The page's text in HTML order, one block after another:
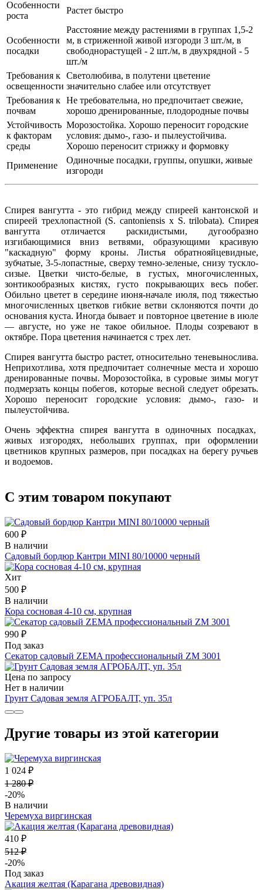
Особенности
роста
Растет быстро
Особенности
посадки
Расстояние между растениями в группах 1,5-2
м, в стриженной живой изгороди 3 шт./м, в
свободнорастущей - 2 шт./м, в двухрядной - 5
шт./м
Требования к
освещенности
Светолюбива, в полутени цветение
значительно слабее или отсутствует
Требования к
почвам
Не требовательна, но предпочитает свежие,
хорошо дренированные, плодородные почвы
Устойчивость
к факторам
среды
Морозостойка. Хорошо переносит городские
условия: дымо-, газо- и пылеустойчива.
Хорошо переносит стрижку и формовку
Применение
Одиночные посадки, группы, опушки, живые
изгороди
Спирея вангутта - это гибрид между спиреей кантонской и
спиреей трехлопастной (S. cantoniensis x S. trilobata). Спирея
вангутта отличается раскидистыми, дугообразно
изгибающимися вниз ветвями, образующими красивую
"каскадную" форму кроны. Листья обратнояйцевидные,
зубчатые, 3-5-лопастные, сверху темно-зеленые, снизу тускло-
сизые. Цветки чисто-белые, в густых, многочисленных,
зонтикообразных кистях, густо покрывающих весь побег.
Обильно цветет в середине июня-начале июля, под тяжестью
многочисленных цветков гибкие ветви склоняются почти до
основания куста. Иногда бывает и повторное цветение в июле
— августе, но уже не такое обильное. Плоды созревают в
октябре. Пора цветения начинается с трех лет.
Спирея вангутта быстро растет, относительно теневынослива.
Неприхотлива, хотя предпочитает солнечные места и хорошо
дренированные почвы. Морозостойка, в суровые зимы могут
подмерзать концы побегов, которые весной следует обрезать.
Хорошо переносит городские условия: дымо-, газо- и
пылеустойчива.
Очень эффектна спирея вангутта в одиночных посадках,
живых изгородях, небольших группах, при оформлении
цветников крупных размеров, при посадках на берегу ручьев
и водоемов.
С этим товаром покупают
600 ₽
В наличии
Садовый бордюр Кантри MINI 80/10000 черный
Хит
500 ₽
В наличии
Кора сосновая 4-10 см, крупная
990 ₽
Под заказ
Секатор садовый ZEMA профессиональный ZМ 3001
Цена по запросу
Нет в наличии
Грунт Садовая земля АГРОБАЛТ, уп. 35л
Другие товары из этой категории
1 024 ₽
1 280 ₽
-20%
В наличии
Черемуха виргинская
410 ₽
512 ₽
-20%
Под заказ
Акация желтая (Карагана древовидная)